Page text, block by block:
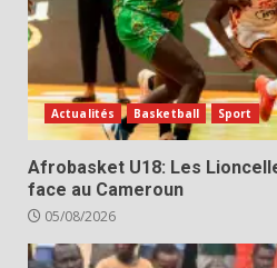
Actualités Basketball Sport
Afrobasket U18: Les
face au Cameroun
05/08/2026